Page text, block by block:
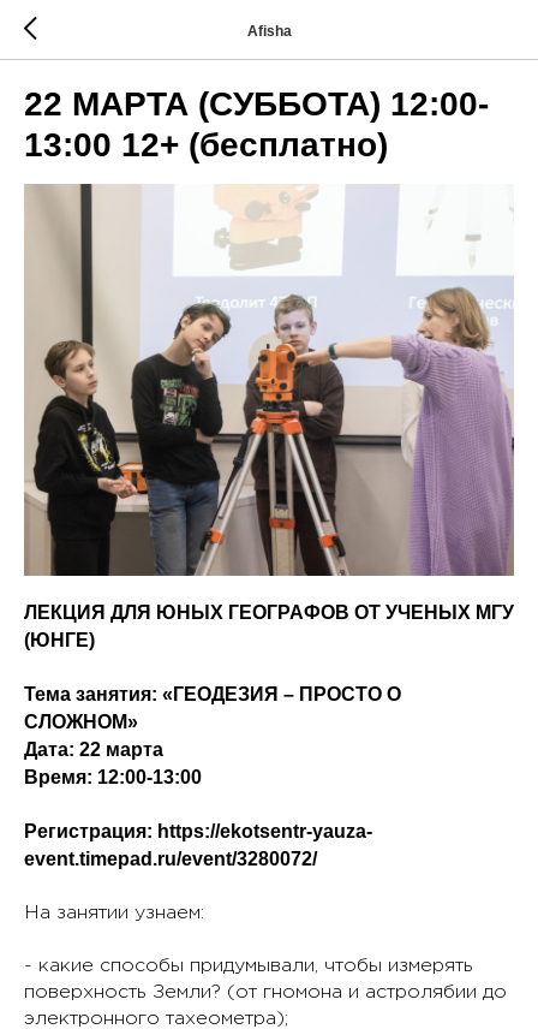
Afisha
22 МАРТА (СУББОТА) 12:00-
13:00 12+ (бесплатно)
ЛЕКЦИЯ ДЛЯ ЮНЫХ ГЕОГРАФОВ ОТ УЧЕНЫХ МГУ
(ЮНГЕ)
Тема занятия: «ГЕОДЕЗИЯ – ПРОСТО О
СЛОЖНОМ»
Дата: 22 марта
Время: 12:00-13:00
Регистрация: https://ekotsentr-yauza-
event.timepad.ru/event/3280072/
На занятии узнаем:
- какие способы придумывали, чтобы измерять
поверхность Земли? (от гномона и астролябии до
электронного тахеометра);